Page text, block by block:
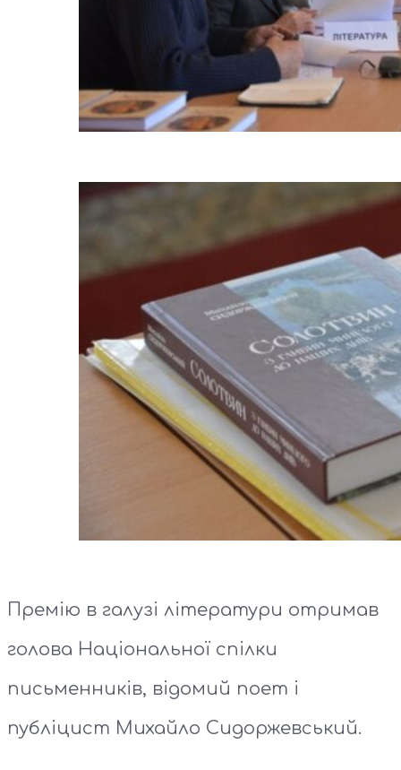
Премію в галузі літератури отримав
голова Національної спілки
письменників, відомий поет і
публіцист Михайло Сидоржевський.